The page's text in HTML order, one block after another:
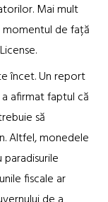
Mai mult
de față
încet. Un report
afirmat faptul că
să
Altfel, monedele
fiscale ar